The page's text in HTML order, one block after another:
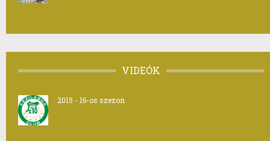
VIDEÓK
2015 - 16-os szezon